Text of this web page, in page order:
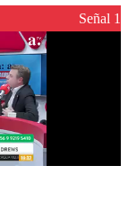
Señal 1